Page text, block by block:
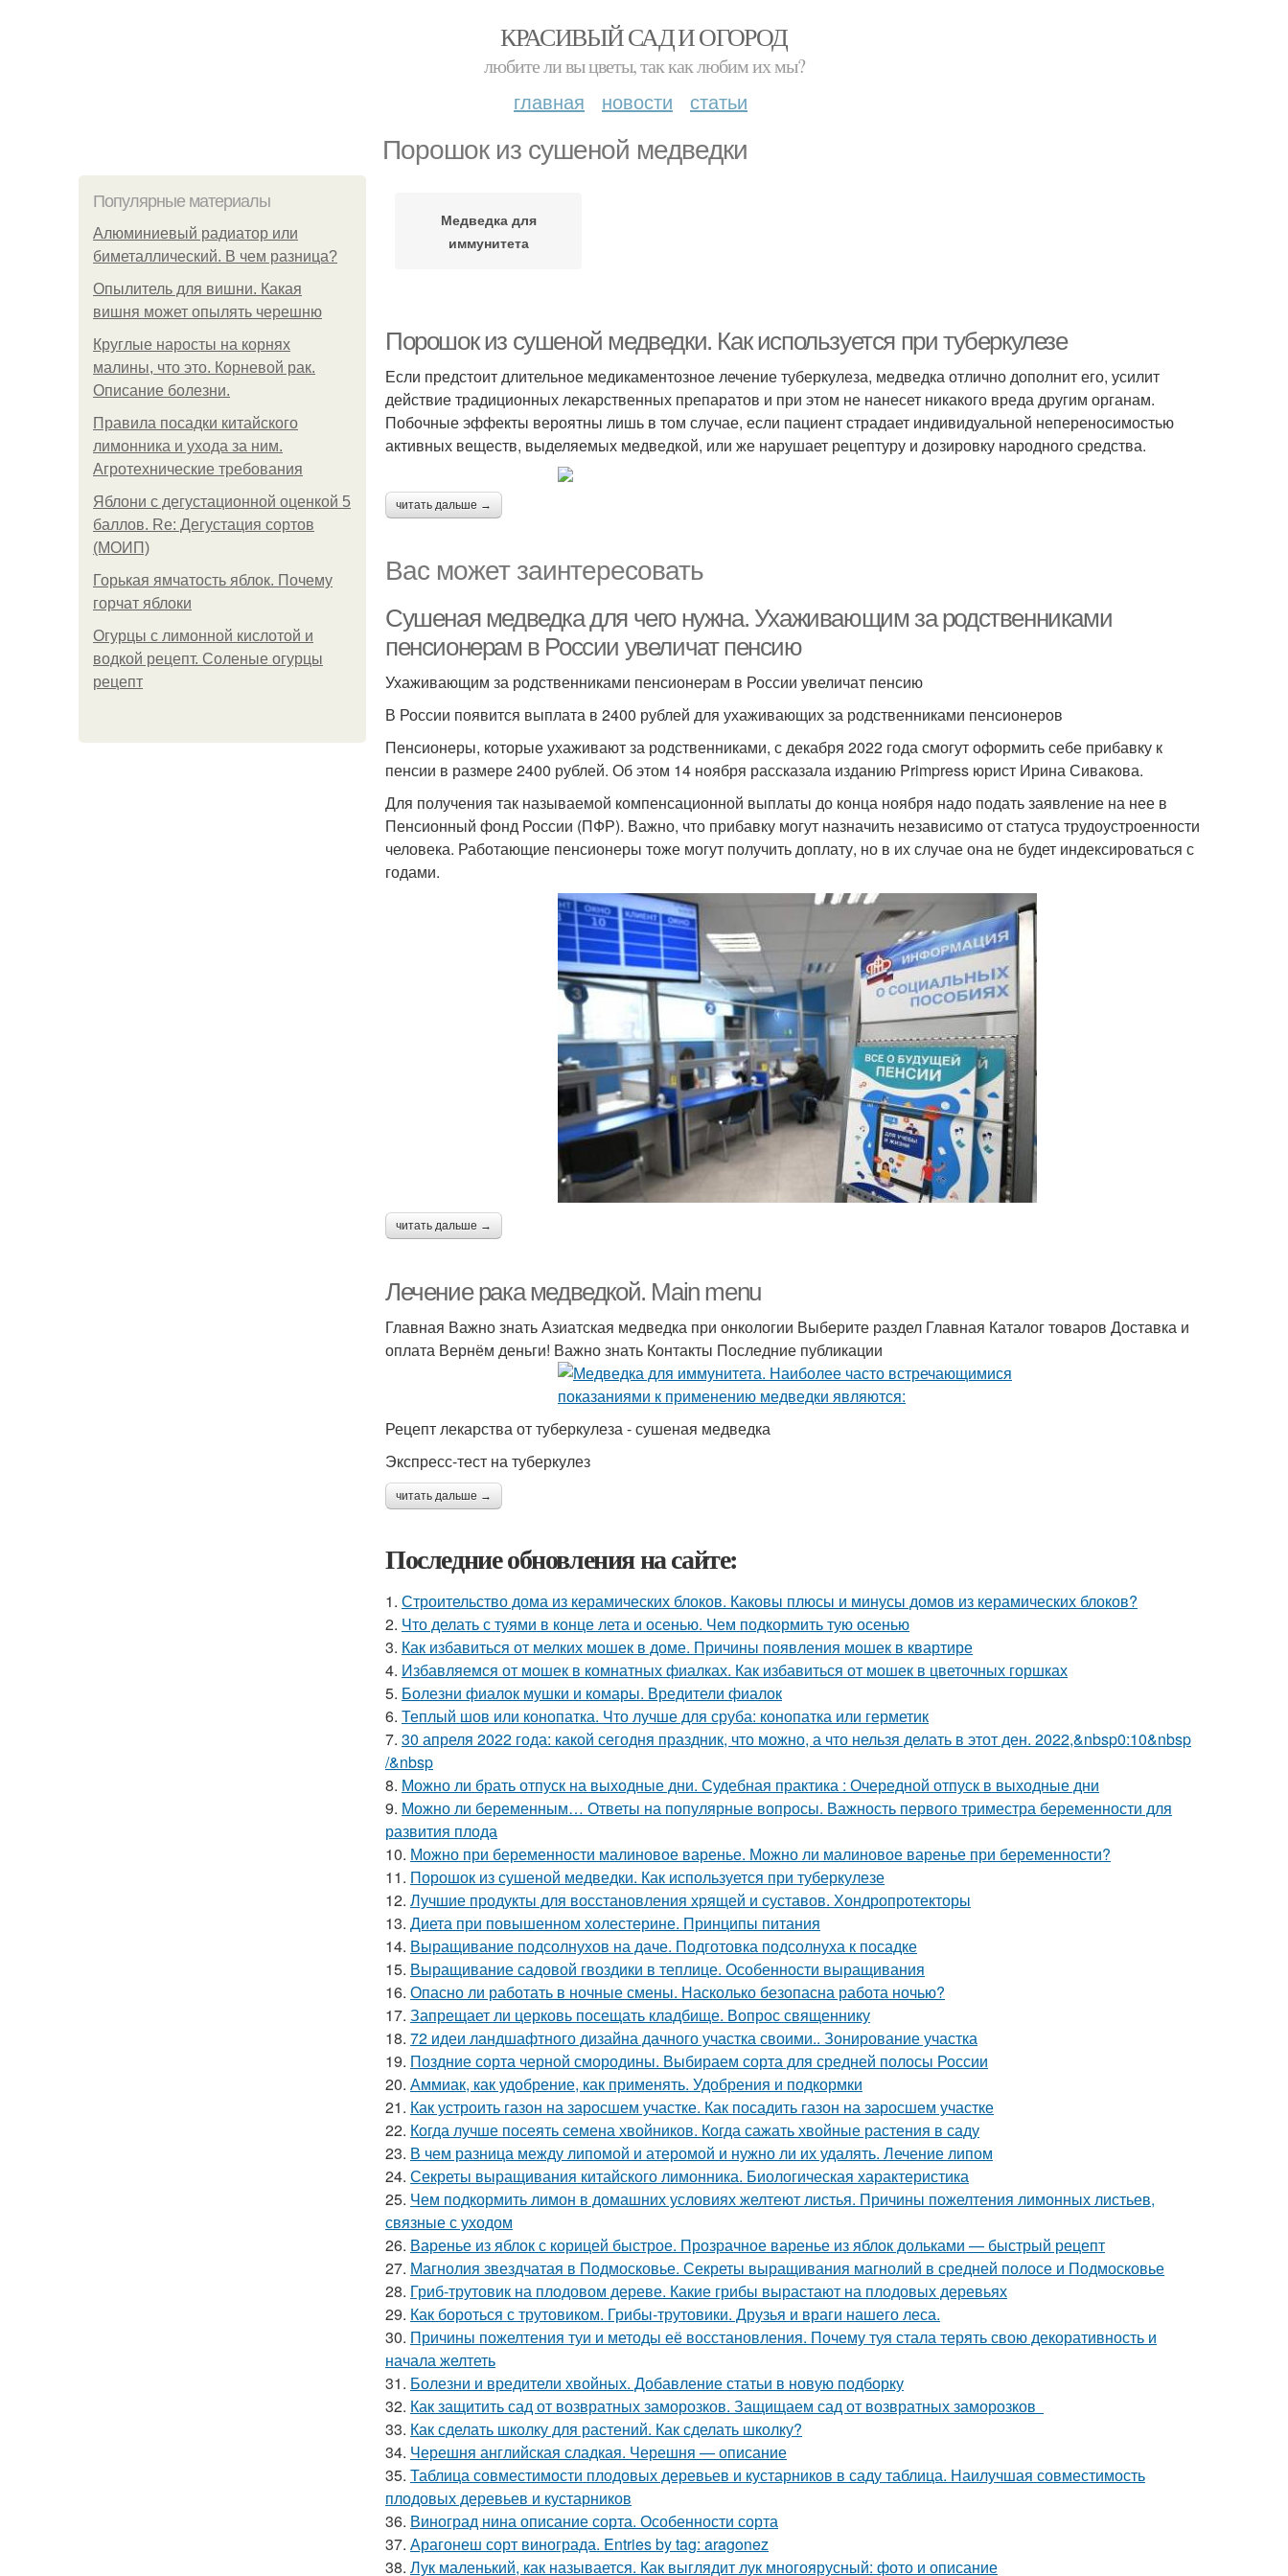
КРАСИВЫЙ САД И ОГОРОД
любите ли вы цветы, так как любим их мы?
главная новости статьи
Порошок из сушеной медведки
Популярные материалы
Алюминиевый радиатор или
биметаллический. В чем разница?
Опылитель для вишни. Какая
вишня может опылять черешню
Круглые наросты на корнях
малины, что это. Корневой рак.
Описание болезни.
Правила посадки китайского
лимонника и ухода за ним.
Агротехнические требования
Яблони с дегустационной оценкой 5
баллов. Re: Дегустация сортов
(МОИП)
Горькая ямчатость яблок. Почему
горчат яблоки
Огурцы с лимонной кислотой и
водкой рецепт. Соленые огурцы
рецепт
Медведка для
иммунитета
Порошок из сушеной медведки. Как используется при туберкулезе
Если предстоит длительное медикаментозное лечение туберкулеза, медведка отлично дополнит его, усилит
действие традиционных лекарственных препаратов и при этом не нанесет никакого вреда другим органам.
Побочные эффекты вероятны лишь в том случае, если пациент страдает индивидуальной непереносимостью
активных веществ, выделяемых медведкой, или же нарушает рецептуру и дозировку народного средства.
читать дальше →
Вас может заинтересовать
Сушеная медведка для чего нужна. Ухаживающим за родственниками
пенсионерам в России увеличат пенсию
Ухаживающим за родственниками пенсионерам в России увеличат пенсию
В России появится выплата в 2400 рублей для ухаживающих за родственниками пенсионеров
Пенсионеры, которые ухаживают за родственниками, с декабря 2022 года смогут оформить себе прибавку к
пенсии в размере 2400 рублей. Об этом 14 ноября рассказала изданию Primpress юрист Ирина Сивакова.
Для получения так называемой компенсационной выплаты до конца ноября надо подать заявление на нее в
Пенсионный фонд России (ПФР). Важно, что прибавку могут назначить независимо от статуса трудоустроенности
человека. Работающие пенсионеры тоже могут получить доплату, но в их случае она не будет индексироваться с
годами.
читать дальше →
Лечение рака медведкой. Main menu
Главная Важно знать Азиатская медведка при онкологии Выберите раздел Главная Каталог товаров Доставка и
оплата Вернём деньги! Важно знать Контакты Последние публикации
Рецепт лекарства от туберкулеза - сушеная медведка
Экспресс-тест на туберкулез
читать дальше →
Последние обновления на сайте:
1. Строительство дома из керамических блоков. Каковы плюсы и минусы домов из керамических блоков?
2. Что делать с туями в конце лета и осенью. Чем подкормить тую осенью
3. Как избавиться от мелких мошек в доме. Причины появления мошек в квартире
4. Избавляемся от мошек в комнатных фиалках. Как избавиться от мошек в цветочных горшках
5. Болезни фиалок мушки и комары. Вредители фиалок
6. Теплый шов или конопатка. Что лучше для сруба: конопатка или герметик
7. 30 апреля 2022 года: какой сегодня праздник, что можно, а что нельзя делать в этот ден. 2022,&nbsp0:10&nbsp
/&nbsp
8. Можно ли брать отпуск на выходные дни. Судебная практика : Очередной отпуск в выходные дни
9. Можно ли беременным… Ответы на популярные вопросы. Важность первого триместра беременности для
развития плода
10. Можно при беременности малиновое варенье. Можно ли малиновое варенье при беременности?
11. Порошок из сушеной медведки. Как используется при туберкулезе
12. Лучшие продукты для восстановления хрящей и суставов. Хондропротекторы
13. Диета при повышенном холестерине. Принципы питания
14. Выращивание подсолнухов на даче. Подготовка подсолнуха к посадке
15. Выращивание садовой гвоздики в теплице. Особенности выращивания
16. Опасно ли работать в ночные смены. Насколько безопасна работа ночью?
17. Запрещает ли церковь посещать кладбище. Вопрос священнику
18. 72 идеи ландшафтного дизайна дачного участка своими.. Зонирование участка
19. Поздние сорта черной смородины. Выбираем сорта для средней полосы России
20. Аммиак, как удобрение, как применять. Удобрения и подкормки
21. Как устроить газон на заросшем участке. Как посадить газон на заросшем участке
22. Когда лучше посеять семена хвойников. Когда сажать хвойные растения в саду
23. В чем разница между липомой и атеромой и нужно ли их удалять. Лечение липом
24. Секреты выращивания китайского лимонника. Биологическая характеристика
25. Чем подкормить лимон в домашних условиях желтеют листья. Причины пожелтения лимонных листьев,
связные с уходом
26. Варенье из яблок с корицей быстрое. Прозрачное варенье из яблок дольками — быстрый рецепт
27. Магнолия звездчатая в Подмосковье. Секреты выращивания магнолий в средней полосе и Подмосковье
28. Гриб-трутовик на плодовом дереве. Какие грибы вырастают на плодовых деревьях
29. Как бороться с трутовиком. Грибы-трутовики. Друзья и враги нашего леса.
30. Причины пожелтения туи и методы её восстановления. Почему туя стала терять свою декоративность и
начала желтеть
31. Болезни и вредители хвойных. Добавление статьи в новую подборку
32. Как защитить сад от возвратных заморозков. Защищаем сад от возвратных заморозков
33. Как сделать школку для растений. Как сделать школку?
34. Черешня английская сладкая. Черешня — описание
35. Таблица совместимости плодовых деревьев и кустарников в саду таблица. Наилучшая совместимость
плодовых деревьев и кустарников
36. Виноград нина описание сорта. Особенности сорта
37. Арагонеш сорт винограда. Entries by tag: aragonez
38. Лук маленький, как называется. Как выглядит лук многоярусный: фото и описание